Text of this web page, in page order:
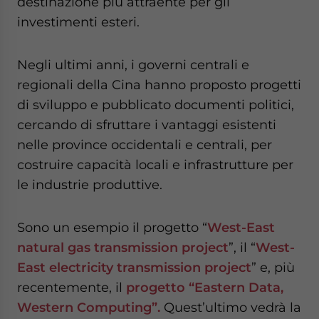
investimenti esteri.
Negli ultimi anni, i governi centrali e
regionali della Cina hanno proposto progetti
di sviluppo e pubblicato documenti politici,
cercando di sfruttare i vantaggi esistenti
nelle province occidentali e centrali, per
costruire capacità locali e infrastrutture per
le industrie produttive.
Sono un esempio il progetto “West-East
natural gas transmission project”, il “West-
East electricity transmission project” e, più
recentemente, il progetto “Eastern Data,
Western Computing”. Quest’ultimo vedrà la